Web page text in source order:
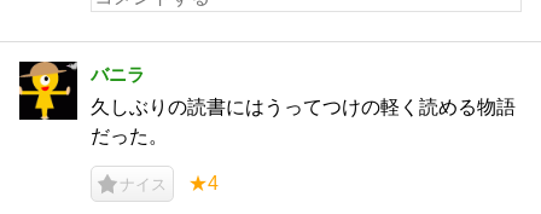
バニラ
久しぶりの読書にはうってつけの軽く読める物語
だった。
ナイス ★4